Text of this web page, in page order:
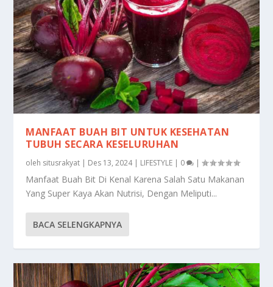
MANFAAT BUAH BIT UNTUK KESEHATAN
TUBUH SECARA KESELURUHAN
oleh situsrakyat | Des 13, 2024| LIFESTYLE | 0 |
Manfaat Buah Bit Di Kenal Karena Salah Satu Makanan
Yang Super Kaya Akan Nutrisi, Dengan Meliputi...
BACA SELENGKAPNYA